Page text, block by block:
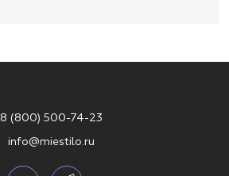
8 (800) 500-74-23
info@miestilo.ru